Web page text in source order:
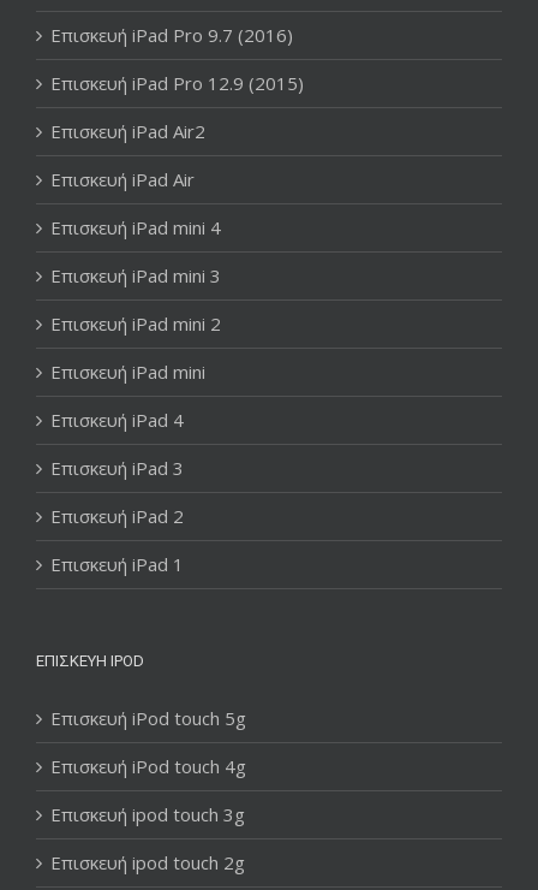
Επισκευή iPad Pro 9.7 (2016)
Επισκευή iPad Pro 12.9 (2015)
Επισκευή iPad Air2
Επισκευή iPad Air
Επισκευή iPad mini 4
Επισκευή iPad mini 3
Επισκευή iPad mini 2
Επισκευή iPad mini
Επισκευή iPad 4
Επισκευή iPad 3
Επισκευή iPad 2
Επισκευή iPad 1
ΕΠΙΣΚΕΥΉ IPOD
Επισκευή iPod touch 5g
Επισκευή iPod touch 4g
Επισκευή ipod touch 3g
Επισκευή ipod touch 2g